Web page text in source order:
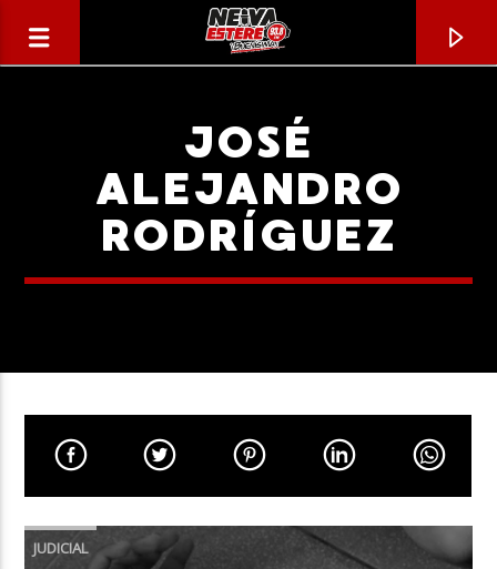
CANCIÓN ACTUAL
TÍTULO
JOSÉ
ALEJANDRO
RODRÍGUEZ
JUDICIAL